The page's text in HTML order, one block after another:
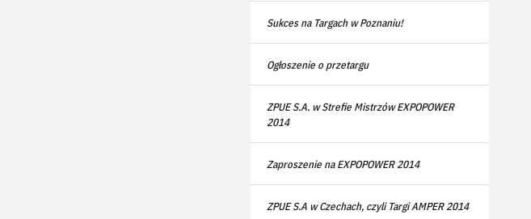
Sukces na Targach w Poznaniu!
Ogłoszenie o przetargu
ZPUE S.A. w Strefie Mistrzów EXPOPOWER
2014
Zaproszenie na EXPOPOWER 2014
ZPUE S.A w Czechach, czyli Targi AMPER 2014